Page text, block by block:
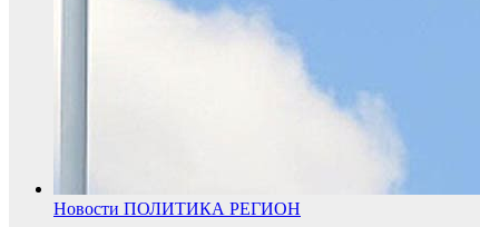
Новости ПОЛИТИКА РЕГИОН